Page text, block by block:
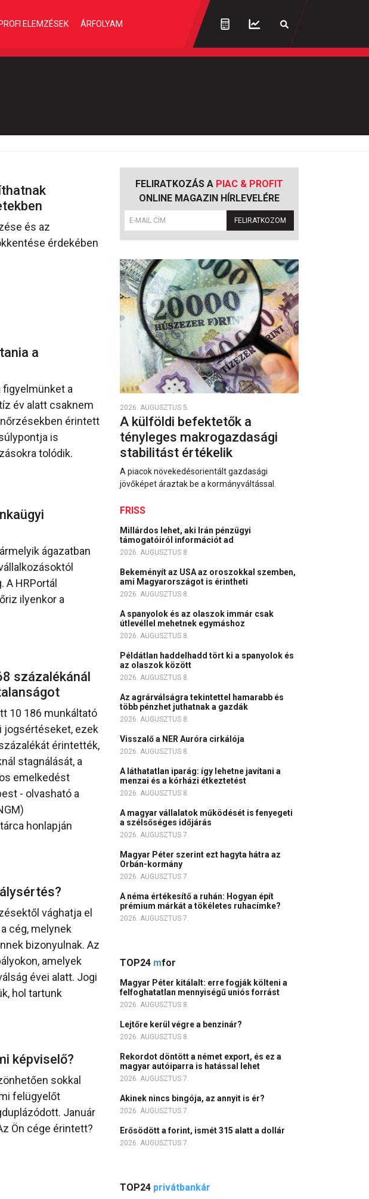
ELEMZÉSEK ÁRFOLYAM
és az
érdekében
a
a
év alatt csaknem
érintett
is
tolódik.
ágazatban
HRPortál
ilyenkor a
százalékánál
10 186 munkáltató
jogsértéseket, ezek
érintették,
stagnálását, a
emelkedést
- olvasható a
honlapján
vághatja el
cég, melynek
bizonyulnak. Az
amelyek
évei alatt. Jogi
hol tartunk
képviselő?
sokkal
felügyelőt
Január
Ön cége érintett?
FELIRATKOZÁS A PIAC & PROFIT
ONLINE MAGAZIN HÍRLEVELÉRE
FELIRATKOZOM
2026. AUGUSZTUS 5.
A külföldi befektetők a
tényleges makrogazdasági
stabilitást értékelik
A piacok növekedésorientált gazdasági
jövőképet áraztak be a kormányváltással.
FRISS
Millárdos lehet, aki Irán pénzügyi
támogatóiról információt ad
2026. AUGUSZTUS 8.
Bekeményít az USA az oroszokkal szemben,
ami Magyarországot is érintheti
2026. AUGUSZTUS 8.
A spanyolok és az olaszok immár csak
útlevéllel mehetnek egymáshoz
2026. AUGUSZTUS 8.
Példátlan haddelhadd tört ki a spanyolok és
az olaszok között
2026. AUGUSZTUS 8.
Az agrárválságra tekintettel hamarabb és
több pénzhet juthatnak a gazdák
2026. AUGUSZTUS 8.
Visszalő a NER Auróra cirkálója
2026. AUGUSZTUS 8.
A láthatatlan iparág: így lehetne javítani a
menzai és a kórházi étkeztetést
2026. AUGUSZTUS 8.
A magyar vállalatok működését is fenyegeti
a szélsőséges időjárás
2026. AUGUSZTUS 7.
Magyar Péter szerint ezt hagyta hátra az
Orbán-kormány
2026. AUGUSZTUS 7.
A néma értékesítő a ruhán: Hogyan épít
prémium márkát a tökéletes ruhacímke?
2026. AUGUSZTUS 7.
TOP24 mfor
Magyar Péter kitálalt: erre fogják költeni a
felfoghatatlan mennyiségű uniós forrást
2026. AUGUSZTUS 8.
Lejtőre kerül végre a benzinár?
2026. AUGUSZTUS 8.
Rekordot döntött a német export, és ez a
magyar autóiparra is hatással lehet
2026. AUGUSZTUS 7.
Akinek nincs bingója, az annyit is ér?
2026. AUGUSZTUS 7.
Erősödött a forint, ismét 315 alatt a dollár
2026. AUGUSZTUS 7.
TOP24 privátbankár